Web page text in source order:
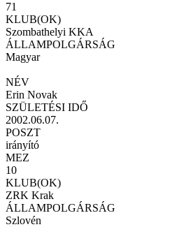
71
KLUB(OK)
Szombathelyi KKA
ÁLLAMPOLGÁRSÁG
Magyar
NÉV
Erin Novak
SZÜLETÉSI IDŐ
2002.06.07.
POSZT
irányító
MEZ
10
KLUB(OK)
ZRK Krak
ÁLLAMPOLGÁRSÁG
Szlovén